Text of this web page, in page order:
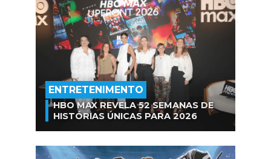
ENTRETENIMENTO
HBO MAX REVELA 52 SEMANAS DE
HISTÓRIAS ÚNICAS PARA 2026